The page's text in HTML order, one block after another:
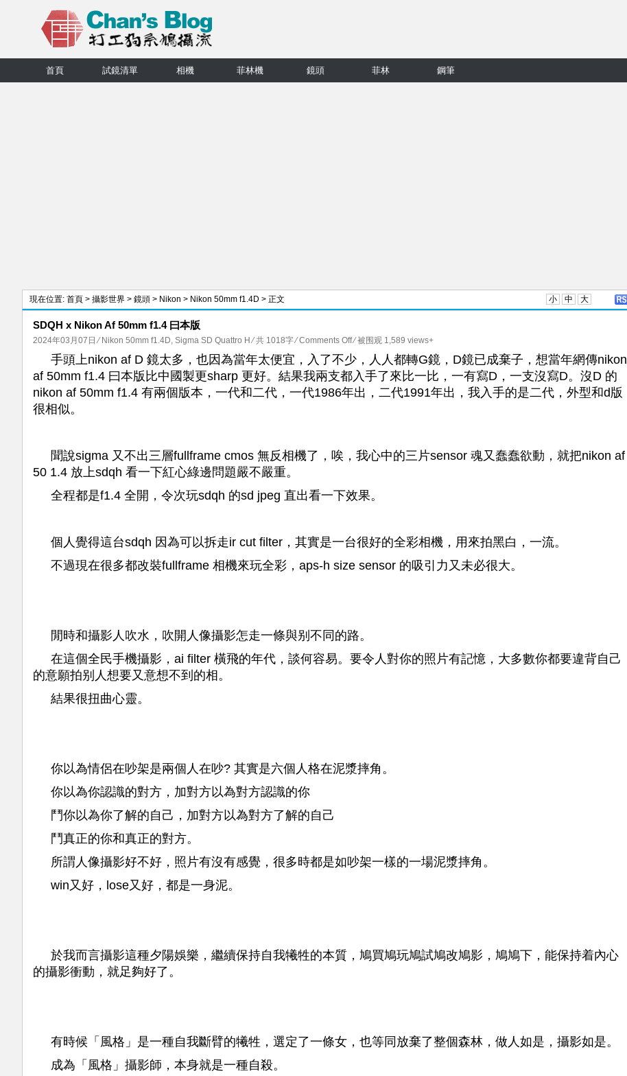
首頁 試鏡清單 相機 菲林機 鏡頭 菲林 鋼筆
現在位置: 首頁 > 攝影世界 > 鏡頭 > Nikon > Nikon 50mm f1.4D > 正文 小 中 大
SDQH x Nikon Af 50mm f1.4 曰本版
2024年03月07日 ⁄ Nikon 50mm f1.4D, Sigma SD Quattro H ⁄ 共 1018字⁄Comments Offon
SDQH
x
Nikon
Af
本
⁄ 被围观 1,589 views+
手頭上nikon af D 鏡太多，也因為當年太便宜，入了不少，人人都轉G鏡，D鏡已成棄子，想當年網傳nikon
af 50mm f1.4 曰本版比中國製更sharp 更好。結果我兩支都入手了來比一比，一有寫D，一支沒寫D。沒D 的
nikon af 50mm f1.4 有兩個版本，一代和二代，一代1986年出，二代1991年出，我入手的是二代，外型和d版
很相似。
聞說sigma 又不出三層fullframe cmos 無反相機了，唉，我心中的三片sensor 魂又蠢蠢欲動，就把nikon af
50 1.4 放上sdqh 看一下紅心綠邊問題嚴不嚴重。
全程都是f1.4 全開，令次玩sdqh 的sd jpeg 直出看一下效果。
個人覺得這台sdqh 因為可以拆走ir cut filter，其實是一台很好的全彩相機，用來拍黑白，一流。
不過現在很多都改裝fullframe 相機來玩全彩，aps-h size sensor 的吸引力又未必很大。
閒時和攝影人吹水，吹開人像攝影怎走一條與别不同的路。
在這個全民手機攝影，ai filter 橫飛的年代，談何容易。要令人對你的照片有記憶，大多數你都要違背自己
的意願拍别人想要又意想不到的相。
結果很扭曲心靈。
你以為情侶在吵架是兩個人在吵? 其實是六個人格在泥漿摔角。
你以為你認識的對方，加對方以為對方認識的你
鬥你以為你了解的自己，加對方以為對方了解的自己
鬥真正的你和真正的對方。
所謂人像攝影好不好，照片有沒有感覺，很多時都是如吵架一樣的一場泥漿摔角。
win又好，lose又好，都是一身泥。
於我而言攝影這種夕陽娛樂，繼續保持自我犧牲的本質，鳩買鳩玩鳩試鳩改鳩影，鳩鳩下，能保持着內心
的攝影衝動，就足夠好了。
有時候「風格」是一種自我斷臂的犧牲，選定了一條女，也等同放棄了整個森林，做人如是，攝影如是。
成為「風格」攝影師，本身就是一種自殺。